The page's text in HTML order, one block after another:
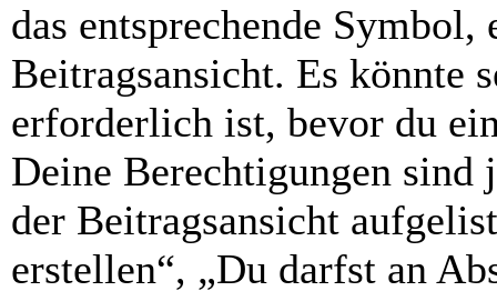
das entsprechende
Beitragsansicht. Es könnte
erforderlich ist, bevor du
Deine Berechtigungen sind
der Beitragsansicht
erstellen“, „Du darfst an